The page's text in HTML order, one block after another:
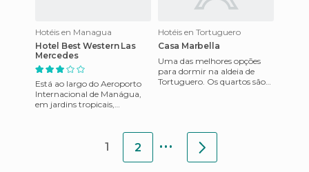
Hotéis en Managua
Hotel Best Western Las
Mercedes
Está ao largo do Aeroporto
Internacional de Manágua,
em jardins tropicais,
Hotéis en Tortuguero
Casa Marbella
Uma das melhores opções
para dormir na aldeia de
Tortuguero. Os quartos são
1 2 ...